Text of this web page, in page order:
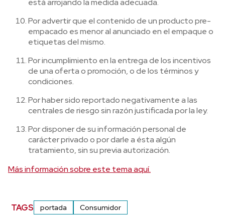
está arrojando la medida adecuada.
Por advertir que el contenido de un producto pre-
empacado es menor al anunciado en el empaque o
etiquetas del mismo.
Por incumplimiento en la entrega de los incentivos
de una oferta o promoción, o de los términos y
condiciones.
Por haber sido reportado negativamente a las
centrales de riesgo sin razón justificada por la ley.
Por disponer de su información personal de
carácter privado o por darle a ésta algún
tratamiento, sin su previa autorización.
Más información sobre este tema aquí.
TAGS portada Consumidor